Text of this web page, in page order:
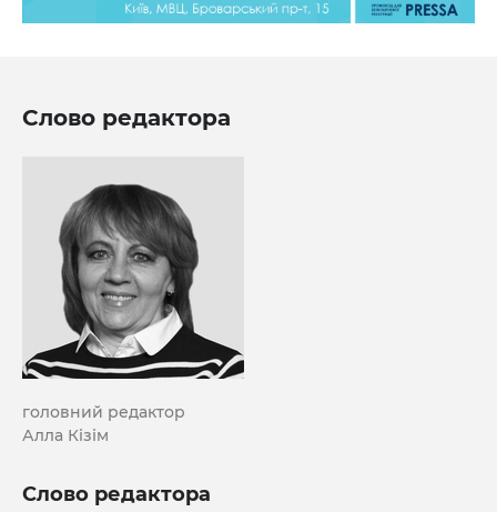
Слово редактора
головний редактор
Алла Кізім
Слово редактора